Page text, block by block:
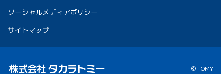
ソーシャルメディアポリシー
サイトマップ
© TOMY